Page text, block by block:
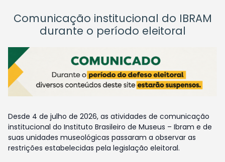
Comunicação institucional do IBRAM
durante o período eleitoral
Desde 4 de julho de 2026, as atividades de comunicação
institucional do Instituto Brasileiro de Museus – Ibram e de
suas unidades museológicas passaram a observar as
restrições estabelecidas pela legislação eleitoral.